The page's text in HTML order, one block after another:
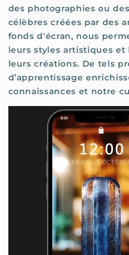
des photographies ou
célèbres créées par des
fonds d'écran, nous
leurs styles artistiques
leurs créations. De tels
d’apprentissage
connaissances et notre